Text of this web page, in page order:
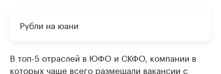
Рубли на юани
В топ-5 отраслей в ЮФО и СКФО, компании в
которых чаще всего размещали вакансии с